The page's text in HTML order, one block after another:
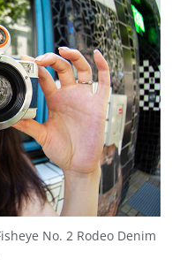
No. 2 Rodeo Denim